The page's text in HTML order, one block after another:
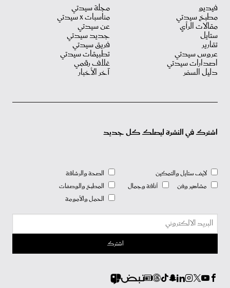
فيديو
مطبخ سيدتي
مقالات الرأي
ستايل
تقارير
عروس سيدتي
اصدارات سيدتي
دليل السفر
مجلة سيدتي
مناسبات X سيدتي
عن سيدتي
جديد سيدتي
فريق سيدتي
تطبيقات سيدتي
غلاف رقمي
آخر الأخبار
اشترك في النشرة ليصلك كل جديد
لايف ستايل والتمكين
مشاهير وفن
أناقة وجمال
الصحة والرشاقة
المطبخ والوصفات
الحمل والأمومة